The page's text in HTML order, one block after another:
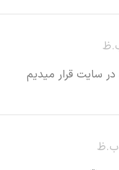
سایت قرار میدیم